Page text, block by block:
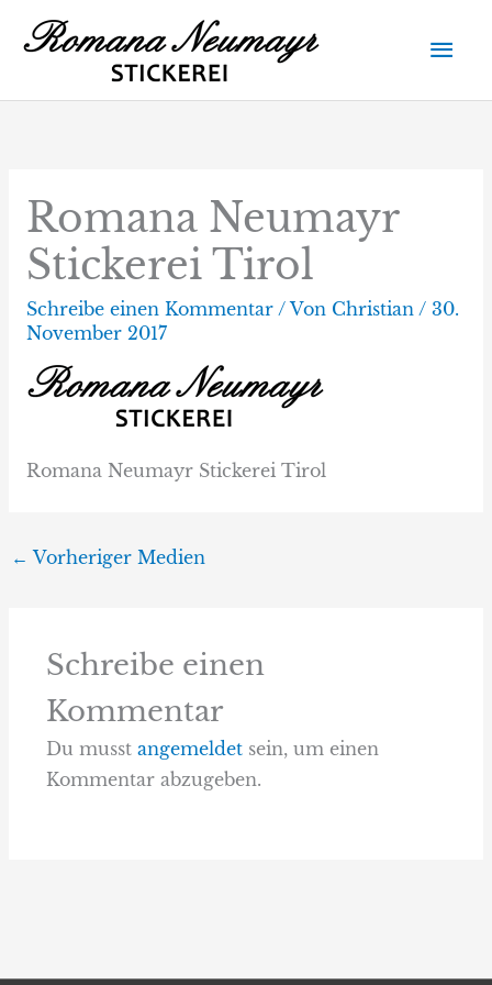
Inhalt
Romana Neumayr
Stickerei Tirol
Schreibe einen Kommentar / Von Christian / 30.
November 2017
Romana Neumayr Stickerei Tirol
← Vorheriger Medien
Schreibe einen
Kommentar
Du musst angemeldetsein, um einen
Kommentar abzugeben.